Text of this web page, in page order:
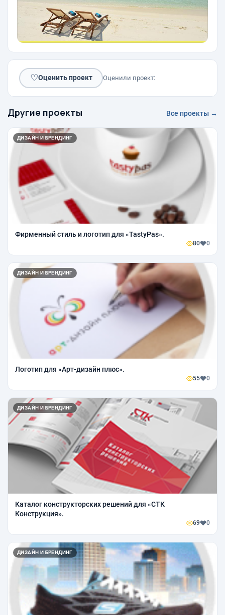
♡Оценить проект Оценили проект:
Другие проекты Все проекты →
ДИЗАЙН И БРЕНДИНГ
Фирменный стиль и логотип для «TastyPas».
80 0
ДИЗАЙН И БРЕНДИНГ
Логотип для «Арт-дизайн плюс».
55 0
ДИЗАЙН И БРЕНДИНГ
Каталог конструкторских решений для «СТК
Конструкция».
69 0
ДИЗАЙН И БРЕНДИНГ